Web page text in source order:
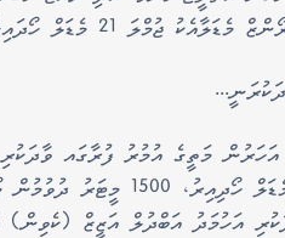
21 މެޑަލް ހޯދައިގެންނެވެ.